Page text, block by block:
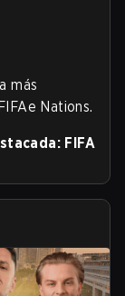
más
Nations.
FIFA